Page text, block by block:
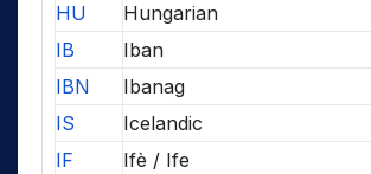
HU
Hungarian
IB
Iban
IBN
Ibanag
IS
Icelandic
IF
Ifè / Ife